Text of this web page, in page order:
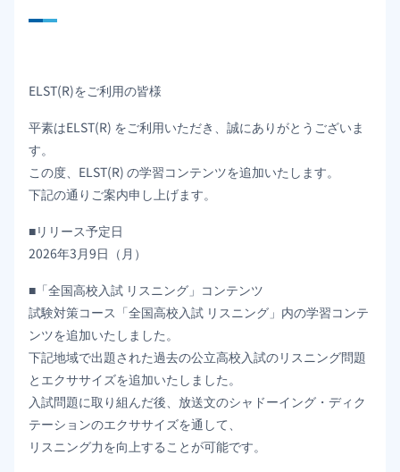
ELST(R)をご利用の皆様
平素はELST(R) をご利用いただき、誠にありがとうございま
す。
この度、ELST(R) の学習コンテンツを追加いたします。
下記の通りご案内申し上げます。
■リリース予定日
2026年3月9日（月）
■「全国高校入試 リスニング」コンテンツ
試験対策コース「全国高校入試 リスニング」内の学習コンテ
ンツを追加いたしました。
下記地域で出題された過去の公立高校入試のリスニング問題
とエクササイズを追加いたしました。
入試問題に取り組んだ後、放送文のシャドーイング・ディク
テーションのエクササイズを通して、
リスニング力を向上することが可能です。